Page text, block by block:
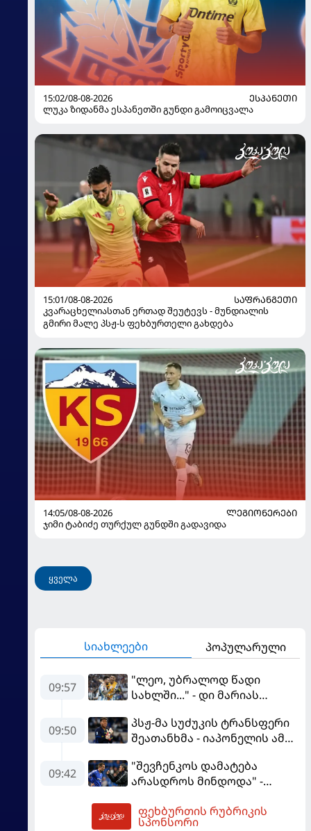
15:02/08-08-2026
ᲔᲡᲞᲐᲜᲔᲗᲘ
ლუკა ზიდანმა ესპანეთში გუნდი გამოიცვალა
15:01/08-08-2026
ᲡᲐᲤᲠᲐᲜᲒᲔᲗᲘ
კვარაცხელიასთან ერთად შეუტევს - მუნდიალის
გმირი მალე პსჟ-ს ფეხბურთელი გახდება
14:05/08-08-2026
ᲚᲔᲒᲘᲝᲜᲔᲠᲔᲑᲘ
ჯიმი ტაბიძე თურქულ გუნდში გადავიდა
ყველა
სიახლეები პოპულარული
09:57
"ლეო, უბრალოდ წადი
სახლში..." - დი მარიას
09:50
პსჟ-მა სუძუკის ტრანსფერი
შეათანხმა - იაპონელის ამ
შევალიეს
გადაწყვეტილებაზე გადის
09:42
"შევჩენკოს დამატება
არასდროს მინდოდა" -
ტრანსფერი გაიხსენა
ფეხბურთის რუბრიკის
სპონსორი